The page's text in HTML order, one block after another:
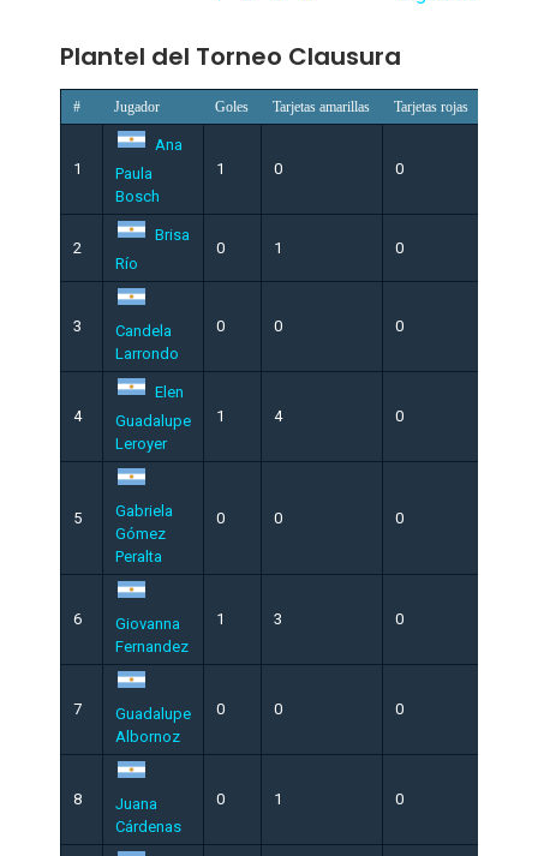
Plantel del Torneo Clausura
# Jugador Goles Tarjetas amarillas Tarjetas rojas
1
Ana
Paula
Bosch
1 0 0
2
Brisa
Río
0 1 0
3
Candela
Larrondo
0 0 0
4
Elen
Guadalupe
Leroyer
1 4 0
5
Gabriela
Gómez
Peralta
0 0 0
6
Giovanna
Fernandez
1 3 0
7
Guadalupe
Albornoz
0 0 0
8
Juana
Cárdenas
0 1 0